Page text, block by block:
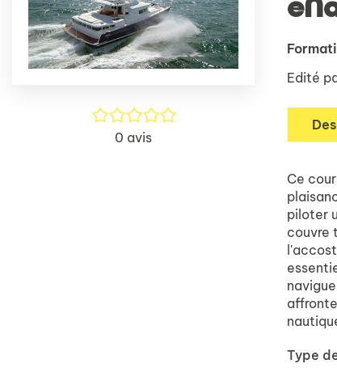
/5
0 avis
Edité
Ce
piloter
couvre
Type